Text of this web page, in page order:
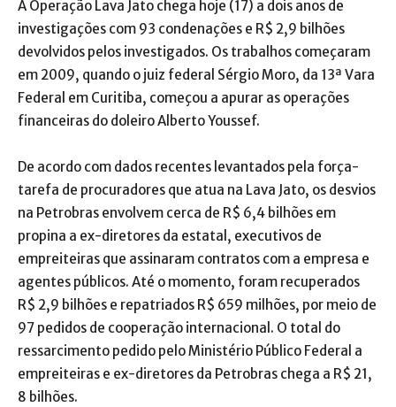
A Operação Lava Jato chega hoje (17) a dois anos de
investigações com 93 condenações e R$ 2,9 bilhões
devolvidos pelos investigados. Os trabalhos começaram
em 2009, quando o juiz federal Sérgio Moro, da 13ª Vara
Federal em Curitiba, começou a apurar as operações
financeiras do doleiro Alberto Youssef.
De acordo com dados recentes levantados pela força-
tarefa de procuradores que atua na Lava Jato, os desvios
na Petrobras envolvem cerca de R$ 6,4 bilhões em
propina a ex-diretores da estatal, executivos de
empreiteiras que assinaram contratos com a empresa e
agentes públicos. Até o momento, foram recuperados
R$ 2,9 bilhões e repatriados R$ 659 milhões, por meio de
97 pedidos de cooperação internacional. O total do
ressarcimento pedido pelo Ministério Público Federal a
empreiteiras e ex-diretores da Petrobras chega a R$ 21,
8 bilhões.